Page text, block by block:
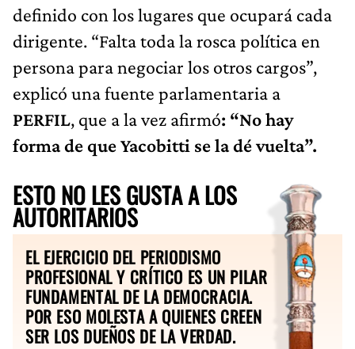
definido con los lugares que ocupará cada
dirigente. “Falta toda la rosca política en
persona para negociar los otros cargos”,
explicó una fuente parlamentaria a
PERFIL, que a la vez afirmó: “No hay
forma de que Yacobitti se la dé vuelta”.
ESTO NO LES GUSTA A LOS
AUTORITARIOS
EL EJERCICIO DEL PERIODISMO
PROFESIONAL Y CRÍTICO ES UN PILAR
FUNDAMENTAL DE LA DEMOCRACIA.
POR ESO MOLESTA A QUIENES CREEN
SER LOS DUEÑOS DE LA VERDAD.